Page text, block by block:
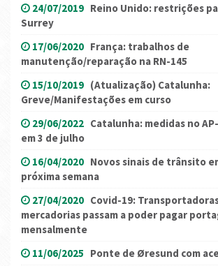
24/07/2019 Reino Unido: restrições
Surrey
17/06/2020 França: trabalhos de
manutenção/reparação na RN-145
15/10/2019 (Atualização) Catalunha:
Greve/Manifestações em curso
29/06/2022 Catalunha: medidas no
em 3 de julho
16/04/2020 Novos sinais de trânsito
próxima semana
27/04/2020 Covid-19:
mercadorias passam a poder pagar
mensalmente
11/06/2025 Ponte de Øresund com